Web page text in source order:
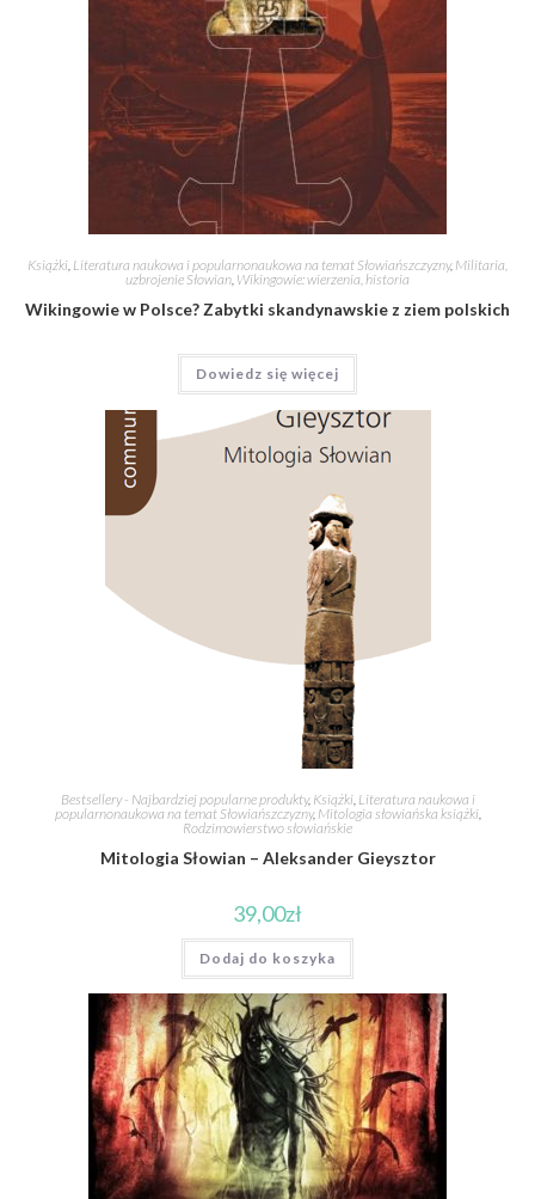
Książki, Literatura naukowa i popularnonaukowa na temat Słowiańszczyzny, Militaria,
uzbrojenie Słowian, Wikingowie: wierzenia, historia
Wikingowie w Polsce? Zabytki skandynawskie z ziem polskich
Dowiedz się więcej
Bestsellery - Najbardziej popularne produkty, Książki, Literatura naukowa i
popularnonaukowa na temat Słowiańszczyzny, Mitologia słowiańska książki,
Rodzimowierstwo słowiańskie
Mitologia Słowian – Aleksander Gieysztor
39,00zł
Dodaj do koszyka